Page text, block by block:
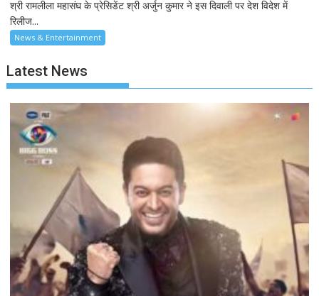
श्री रामलीला महासंघ के प्रेसिडेंट श्री अर्जुन कुमार ने इस दिवाली पर देश विदेश में
रिलीज...
News & Entertainment
Latest News